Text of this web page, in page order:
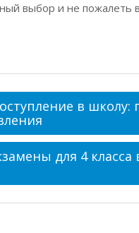
выбор и не пожалеть
в школу:
для 4 класса